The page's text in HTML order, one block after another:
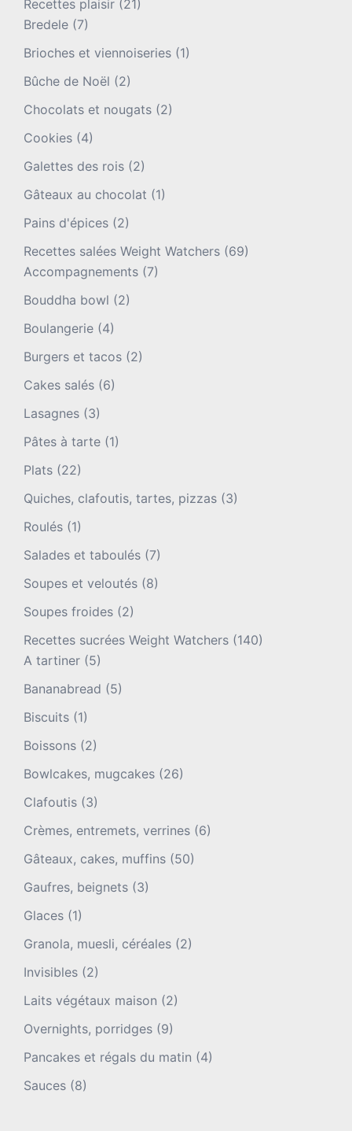
Recettes plaisir (21)
Bredele (7)
Brioches et viennoiseries (1)
Bûche de Noël (2)
Chocolats et nougats (2)
Cookies (4)
Galettes des rois (2)
Gâteaux au chocolat (1)
Pains d'épices (2)
Recettes salées Weight Watchers (69)
Accompagnements (7)
Bouddha bowl (2)
Boulangerie (4)
Burgers et tacos (2)
Cakes salés (6)
Lasagnes (3)
Pâtes à tarte (1)
Plats (22)
Quiches, clafoutis, tartes, pizzas (3)
Roulés (1)
Salades et taboulés (7)
Soupes et veloutés (8)
Soupes froides (2)
Recettes sucrées Weight Watchers (140)
A tartiner (5)
Bananabread (5)
Biscuits (1)
Boissons (2)
Bowlcakes, mugcakes (26)
Clafoutis (3)
Crèmes, entremets, verrines (6)
Gâteaux, cakes, muffins (50)
Gaufres, beignets (3)
Glaces (1)
Granola, muesli, céréales (2)
Invisibles (2)
Laits végétaux maison (2)
Overnights, porridges (9)
Pancakes et régals du matin (4)
Sauces (8)